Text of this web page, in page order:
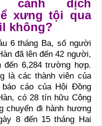
cảnh dịch
xưng tội qua
không?
6 tháng Ba, số người
đã lên đến 42 người,
6,284 trường hợp.
là các thành viên của
báo cáo của Hội Đồng
có 28 tín hữu Công
chuyến đi hành hương
8 đến 15 tháng Hai